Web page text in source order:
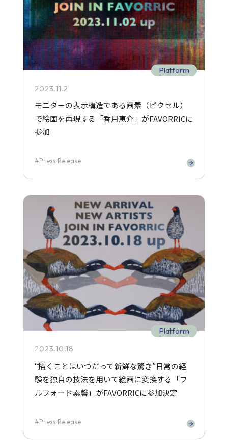
Platform
2023.11.2
モニターの表示構造である画素（ピクセル）
で絵画を再現する「香月恵介」がFAVORRICに
参加
Press Release
Platform
2023.10.18
“描くことはいつだって新鮮な驚き”日常の経
験を独自の技法を用いて絵画に変換する「フ
ルフォード素馨」がFAVORRICに参加決定
Press Release